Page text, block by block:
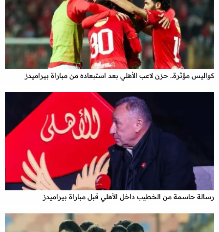
كواليس مؤثرة.. حزن لاعب الأهلي بعد استبعاده من مباراة بيراميدز
رسالة حاسمة من الخطيب داخل الأهلي قبل مباراة بيراميدز